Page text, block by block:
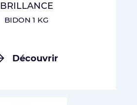
BRILLANCE
BIDON 1 KG
Découvrir